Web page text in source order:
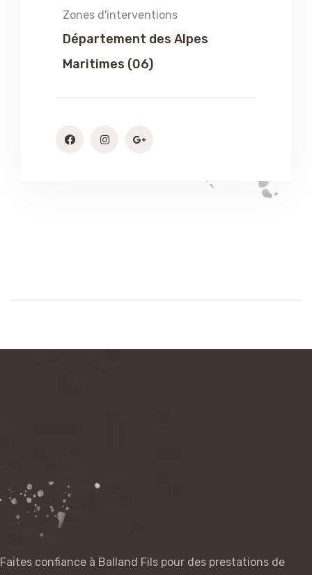
Zones d'interventions
Département des Alpes
Maritimes (06)
Faites confiance à Balland Fils pour des prestations de